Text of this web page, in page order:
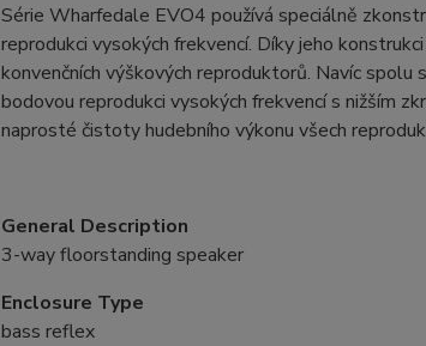
Série Wharfedale EVO4 používá speciálně
reprodukci vysokých frekvencí. Díky jeho
konvenčních výškových reproduktorů. Navíc
bodovou reprodukci vysokých frekvencí s nižším
naprosté čistoty hudebního výkonu všech
General Description
3-way floorstanding speaker
Enclosure Type
bass reflex